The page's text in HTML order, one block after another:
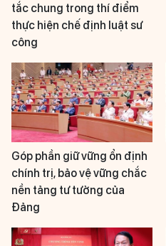
tắc chung trong thí điểm
thực hiện chế định luật sư
công
Góp phần giữ vững ổn định
chính trị, bảo vệ vững chắc
nền tảng tư tưởng của
Đảng